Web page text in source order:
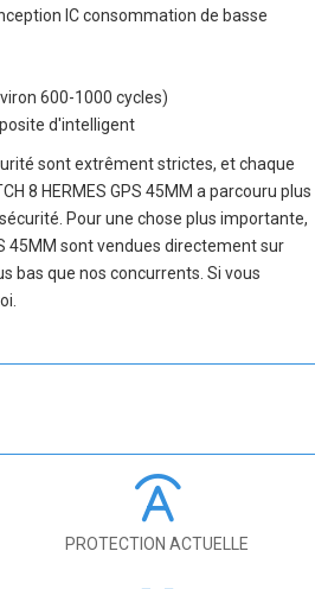
IC consommation de basse
600-1000 cycles)
d'intelligent
sont extrêment strictes, et chaque
8 HERMES GPS 45MM a parcouru plus
Pour une chose plus importante,
45MM sont vendues directement sur
bas que nos concurrents. Si vous
PROTECTION ACTUELLE